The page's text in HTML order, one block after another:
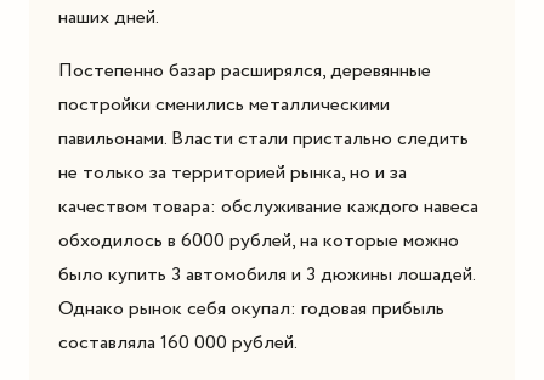
наших дней.
Постепенно базар расширялся, деревянные
постройки сменились металлическими
павильонами. Власти стали пристально следить
не только за территорией рынка, но и за
качеством товара: обслуживание каждого навеса
обходилось в 6000 рублей, на которые можно
было купить 3 автомобиля и 3 дюжины лошадей.
Однако рынок себя окупал: годовая прибыль
составляла 160 000 рублей.